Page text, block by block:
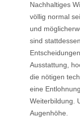
Nachhaltiges
völlig normal
und
sind
Ausstattung,
die nötigen
eine
Weiterbildung.
Augenhöhe.